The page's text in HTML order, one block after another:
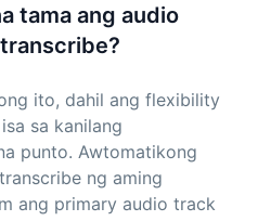
tama ang audio
ito, dahil ang flexibility
sa kanilang
punto. Awtomatikong
ng aming
ang primary audio track